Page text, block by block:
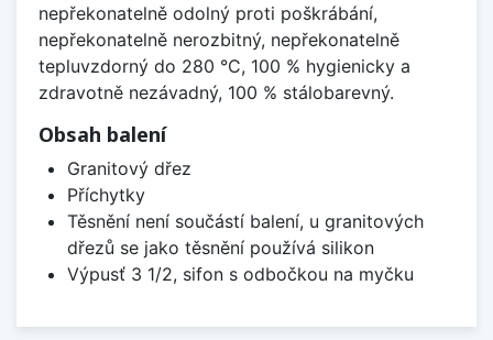
nepřekonatelně odolný proti poškrábání,
nepřekonatelně nerozbitný, nepřekonatelně
tepluvzdorný do 280 °C, 100 % hygienicky a
zdravotně nezávadný, 100 % stálobarevný.
Obsah balení
Granitový dřez
Příchytky
Těsnění není součástí balení, u granitových
dřezů se jako těsnění používá silikon
Výpusť 3 1/2, sifon s odbočkou na myčku